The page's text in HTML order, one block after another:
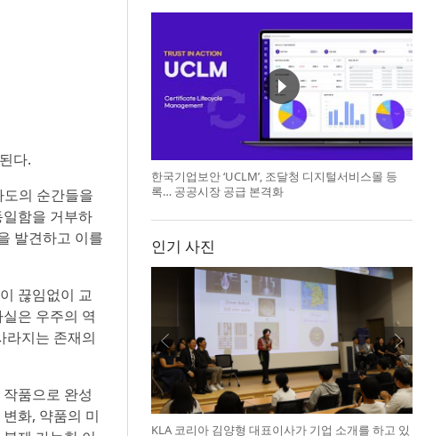
다.
도의 순간들을
함을 거부하
발견하고 이를
끊임없이 교
은 우주의 역
라지는 존재의
품으로 완성
화, 약품의 미
한국기업보안 ‘UCLM’, 조달청 디지털서비스몰 등
록… 공공시장 공급 본격화
인기 사진
KLA 코리아 김양형 대표이사가 기업 소개를 하고 있